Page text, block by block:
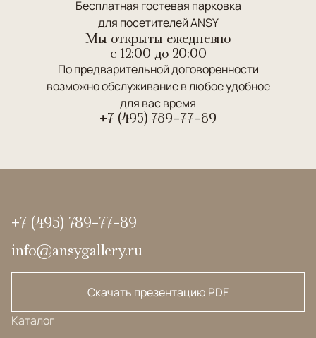
Бесплатная гостевая парковка
для посетителей ANSY
Мы открыты ежедневно
c 12:00 до 20:00
По предварительной договоренности
возможно обслуживание в любое удобное
для вас время
+7 (495) 789-77-89
+7 (495) 789-77-89
info@ansygallery.ru
Скачать презентацию PDF
Каталог